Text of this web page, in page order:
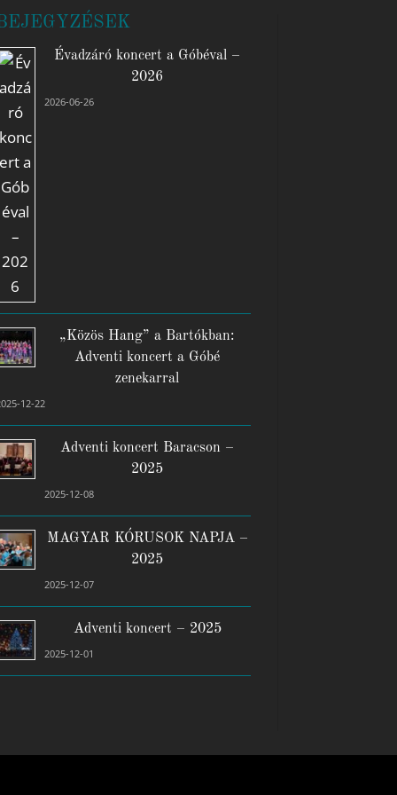
Évadzáró koncert a Góbéval –
2026
2026-06-26
„Közös Hang” a Bartókban:
Adventi koncert a Góbé
zenekarral
12-22
Adventi koncert Baracson –
2025
2025-12-08
MAGYAR KÓRUSOK NAPJA –
2025
2025-12-07
Adventi koncert – 2025
2025-12-01